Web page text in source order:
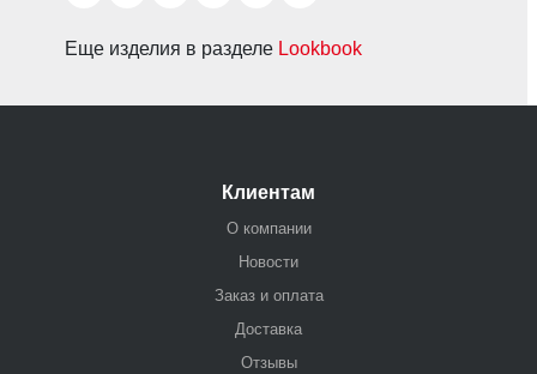
Еще изделия в разделе Lookbook
Клиентам
О компании
Новости
Заказ и оплата
Доставка
Отзывы